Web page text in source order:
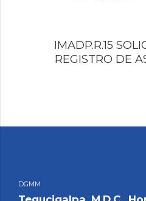
IMADP.R.15
REGISTRO DE
DGMM